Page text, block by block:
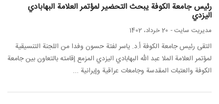
رئيس جامعة الكوفة يبحث التحضير لمؤتمر العلامة البهابادي
اليزدي
مدیریت سایت- 20 خرداد، 1402
التقى رئيس جامعة الكوفة أ.د. ياسر لفتة حسون وفدا من اللجنة التنسيقية
لمؤتمر العلامة الملا عبد الله البهابادي اليزدي المزمع إقامته بالتعاون بين جامعة
الكوفة والعتبات المقدسة وجامعات عراقية وإيرانية ...